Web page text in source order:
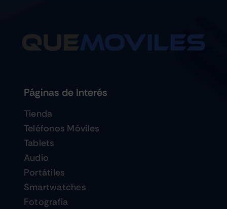
Páginas de Interés
Tienda
Teléfonos Móviles
Tablets
Audio
Portátiles
Smartwatches
Fotografia